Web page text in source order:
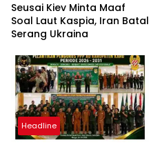
Seusai Kiev Minta Maaf
Soal Laut Kaspia, Iran Batal
Serang Ukraina
Headline